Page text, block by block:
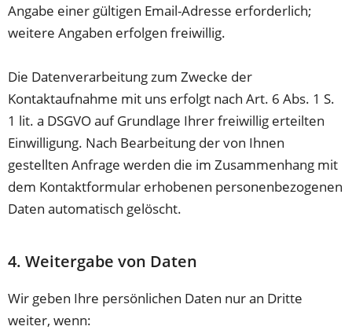
Angabe einer gültigen Email-Adresse erforderlich;
weitere Angaben erfolgen freiwillig.
Die Datenverarbeitung zum Zwecke der
Kontaktaufnahme mit uns erfolgt nach Art. 6 Abs. 1 S.
1 lit. a DSGVO auf Grundlage Ihrer freiwillig erteilten
Einwilligung. Nach Bearbeitung der von Ihnen
gestellten Anfrage werden die im Zusammenhang mit
dem Kontaktformular erhobenen personenbezogenen
Daten automatisch gelöscht.
4. Weitergabe von Daten
Wir geben Ihre persönlichen Daten nur an Dritte
weiter, wenn: